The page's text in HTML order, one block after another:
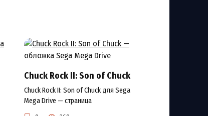
Chuck Rock II: Son of Chuck
Chuck Rock II: Son of Chuck для Sega
Mega Drive — страница